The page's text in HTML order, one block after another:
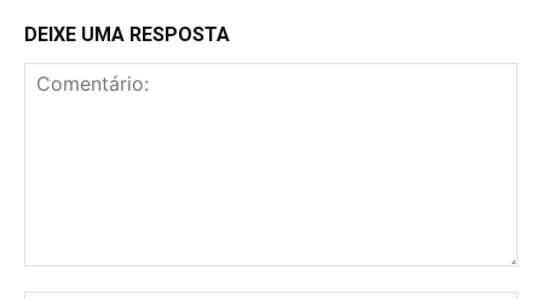
DEIXE UMA RESPOSTA